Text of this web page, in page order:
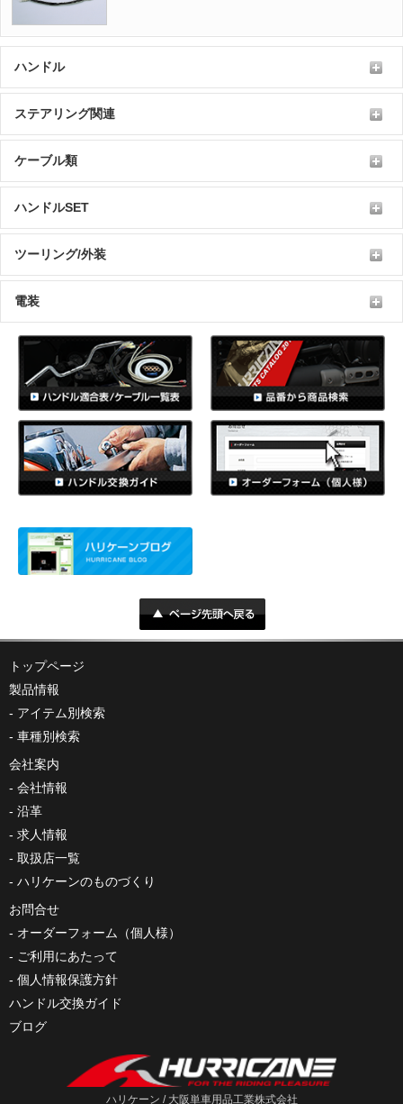
ハンドル
ステアリング関連
ケーブル類
ハンドルSET
ツーリング/外装
電装
トップページ
製品情報
アイテム別検索
車種別検索
会社案内
会社情報
沿革
求人情報
取扱店一覧
ハリケーンのものづくり
お問合せ
オーダーフォーム（個人様）
ご利用にあたって
個人情報保護方針
ハンドル交換ガイド
ブログ
ハリケーン / 大阪単車用品工業株式会社